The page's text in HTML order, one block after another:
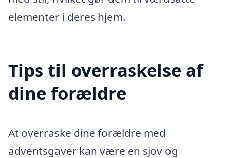
elementer i deres hjem.
Tips til overraskelse af
dine forældre
At overraske dine forældre med
adventsgaver kan være en sjov og